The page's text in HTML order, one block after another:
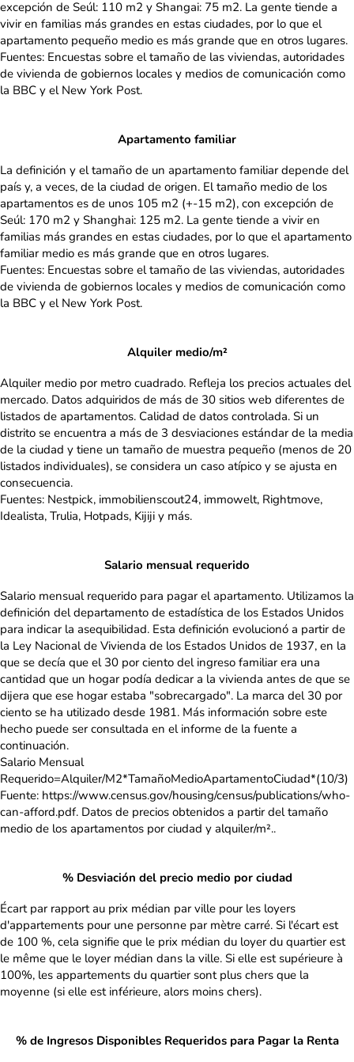
excepción de Seúl: 110 m2 y Shangai: 75 m2. La gente tiende a
vivir en familias más grandes en estas ciudades, por lo que el
apartamento pequeño medio es más grande que en otros lugares.
Fuentes: Encuestas sobre el tamaño de las viviendas, autoridades
de vivienda de gobiernos locales y medios de comunicación como
la BBC y el New York Post.
Apartamento familiar
La definición y el tamaño de un apartamento familiar depende del
país y, a veces, de la ciudad de origen. El tamaño medio de los
apartamentos es de unos 105 m2 (+-15 m2), con excepción de
Seúl: 170 m2 y Shanghai: 125 m2. La gente tiende a vivir en
familias más grandes en estas ciudades, por lo que el apartamento
familiar medio es más grande que en otros lugares.
Fuentes: Encuestas sobre el tamaño de las viviendas, autoridades
de vivienda de gobiernos locales y medios de comunicación como
la BBC y el New York Post.
Alquiler medio/m²
Alquiler medio por metro cuadrado. Refleja los precios actuales del
mercado. Datos adquiridos de más de 30 sitios web diferentes de
listados de apartamentos. Calidad de datos controlada. Si un
distrito se encuentra a más de 3 desviaciones estándar de la media
de la ciudad y tiene un tamaño de muestra pequeño (menos de 20
listados individuales), se considera un caso atípico y se ajusta en
consecuencia.
Fuentes: Nestpick, immobilienscout24, immowelt, Rightmove,
Idealista, Trulia, Hotpads, Kijiji y más.
Salario mensual requerido
Salario mensual requerido para pagar el apartamento. Utilizamos la
definición del departamento de estadística de los Estados Unidos
para indicar la asequibilidad. Esta definición evolucionó a partir de
la Ley Nacional de Vivienda de los Estados Unidos de 1937, en la
que se decía que el 30 por ciento del ingreso familiar era una
cantidad que un hogar podía dedicar a la vivienda antes de que se
dijera que ese hogar estaba "sobrecargado". La marca del 30 por
ciento se ha utilizado desde 1981. Más información sobre este
hecho puede ser consultada en el informe de la fuente a
continuación.
Salario Mensual
Requerido=Alquiler/M2*TamañoMedioApartamentoCiudad*(10/3)
Fuente: https://www.census.gov/housing/census/publications/who-
can-afford.pdf. Datos de precios obtenidos a partir del tamaño
medio de los apartamentos por ciudad y alquiler/m²..
% Desviación del precio medio por ciudad
Écart par rapport au prix médian par ville pour les loyers
d'appartements pour une personne par mètre carré. Si l'écart est
de 100 %, cela signifie que le prix médian du loyer du quartier est
le même que le loyer médian dans la ville. Si elle est supérieure à
100%, les appartements du quartier sont plus chers que la
moyenne (si elle est inférieure, alors moins chers).
% de Ingresos Disponibles Requeridos para Pagar la Renta